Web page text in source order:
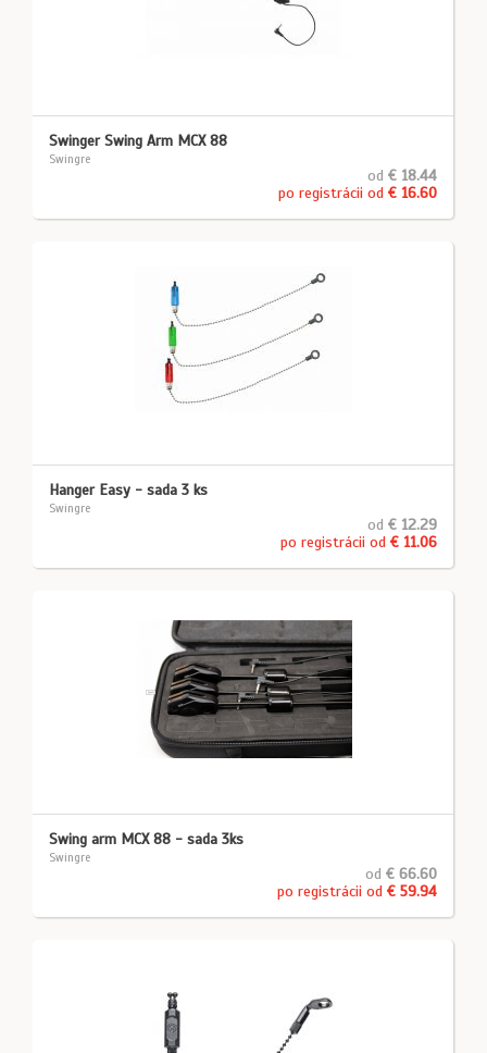
Swinger Swing Arm MCX 88
Swingre
od € 18.44
po registrácii od € 16.60
Hanger Easy - sada 3 ks
Swingre
od € 12.29
po registrácii od € 11.06
Swing arm MCX 88 - sada 3ks
Swingre
od € 66.60
po registrácii od € 59.94